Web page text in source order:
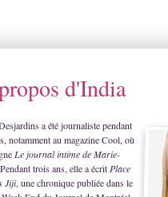
d'India
a été journaliste pendant
notamment au magazine Cool, où
Le journal intime de Marie-
trois ans, elle a écrit Place
Jiji, une chronique publiée dans le